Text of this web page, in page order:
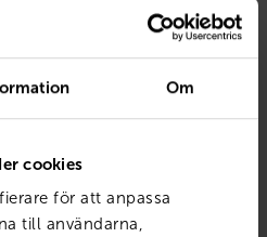
Om
cookies
för att anpassa
till användarna,